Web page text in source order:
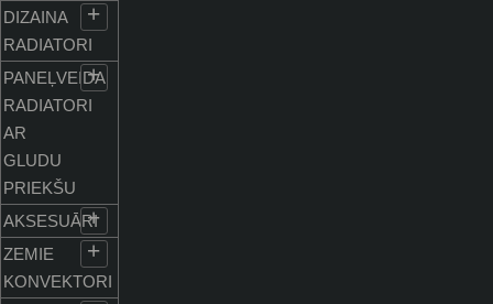
DIZAINA
RADIATORI
+
PANEĻVEIDA
RADIATORI
AR
GLUDU
PRIEKŠU
+
AKSESUĀRI
+
ZEMIE
KONVEKTORI
+